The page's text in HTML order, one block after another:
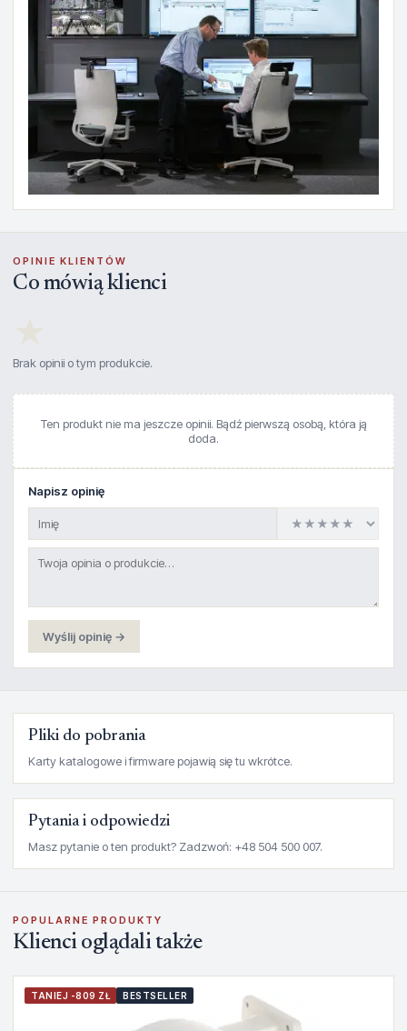
OPINIE KLIENTÓW
Co mówią klienci
Brak opinii o tym produkcie.
Ten produkt nie ma jeszcze opinii. Bądź pierwszą osobą, która ją
doda.
Napisz opinię
Wyślij opinię →
Pliki do pobrania
Karty katalogowe i firmware pojawią się tu wkrótce.
Pytania i odpowiedzi
Masz pytanie o ten produkt? Zadzwoń: +48 504 500 007.
POPULARNE PRODUKTY
Klienci oglądali także
TANIEJ -809 ZŁ BESTSELLER